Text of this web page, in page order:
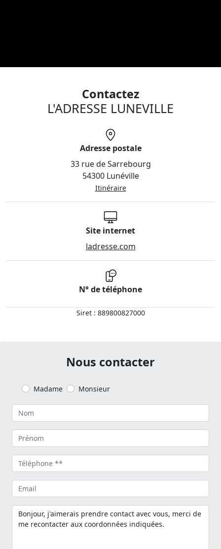
Contactez
L'ADRESSE LUNEVILLE
Adresse postale
33 rue de Sarrebourg
54300 Lunéville
Itinéraire
Site internet
ladresse.com
N° de téléphone
Siret : 889800827000
Nous contacter
Madame Monsieur